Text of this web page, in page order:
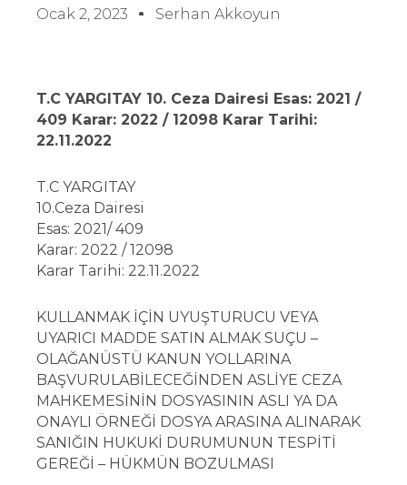
Ocak 2, 2023 Serhan Akkoyun
T.C YARGITAY 10. Ceza Dairesi Esas: 2021 /
409 Karar: 2022 / 12098 Karar Tarihi:
22.11.2022
T.C YARGITAY
10.Ceza Dairesi
Esas: 2021/ 409
Karar: 2022 / 12098
Karar Tarihi: 22.11.2022
KULLANMAK İÇİN UYUŞTURUCU VEYA
UYARICI MADDE SATIN ALMAK SUÇU –
OLAĞANÜSTÜ KANUN YOLLARINA
BAŞVURULABİLECEĞİNDEN ASLİYE CEZA
MAHKEMESİNİN DOSYASININ ASLI YA DA
ONAYLI ÖRNEĞİ DOSYA ARASINA ALINARAK
SANIĞIN HUKUKİ DURUMUNUN TESPİTİ
GEREĞİ – HÜKMÜN BOZULMASI